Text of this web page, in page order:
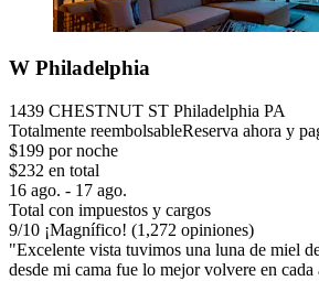
W Philadelphia
1439 CHESTNUT ST Philadelphia PA
Totalmente reembolsableReserva ahora y
$199 por noche
$232 en total
16 ago. - 17 ago.
Total con impuestos y cargos
9/10 ¡Magnífico! (1,272 opiniones)
"Excelente vista tuvimos una luna de miel
desde mi cama fue lo mejor volvere en